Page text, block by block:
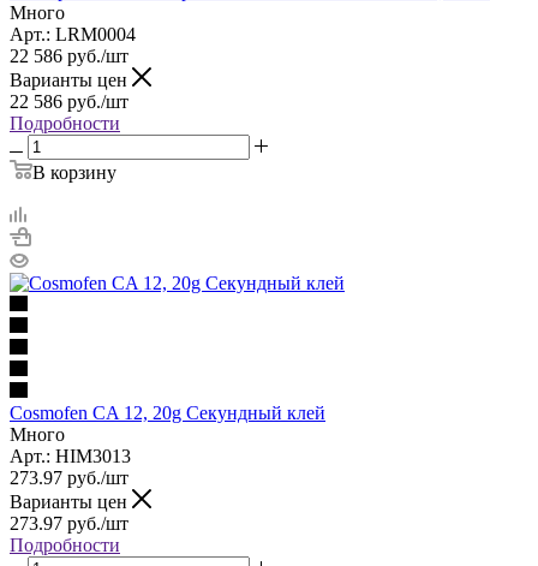
Много
Арт.: LRM0004
22 586 руб./шт
Варианты цен
22 586 руб./шт
Подробности
В корзину
Cosmofen CA 12, 20g Секундный клей
Много
Арт.: HIM3013
273.97 руб./шт
Варианты цен
273.97 руб./шт
Подробности